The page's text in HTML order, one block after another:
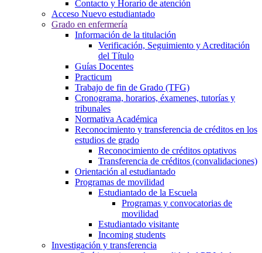
Contacto y Horario de atención
Acceso Nuevo estudiantado
Grado en enfermería
Información de la titulación
Verificación, Seguimiento y Acreditación
del Título
Guías Docentes
Practicum
Trabajo de fin de Grado (TFG)
Cronograma, horarios, éxamenes, tutorías y
tribunales
Normativa Académica
Reconocimiento y transferencia de créditos en los
estudios de grado
Reconocimiento de créditos optativos
Transferencia de créditos (convalidaciones)
Orientación al estudiantado
Programas de movilidad
Estudiantado de la Escuela
Programas y convocatorias de
movilidad
Estudiantado visitante
Incoming students
Investigación y transferencia